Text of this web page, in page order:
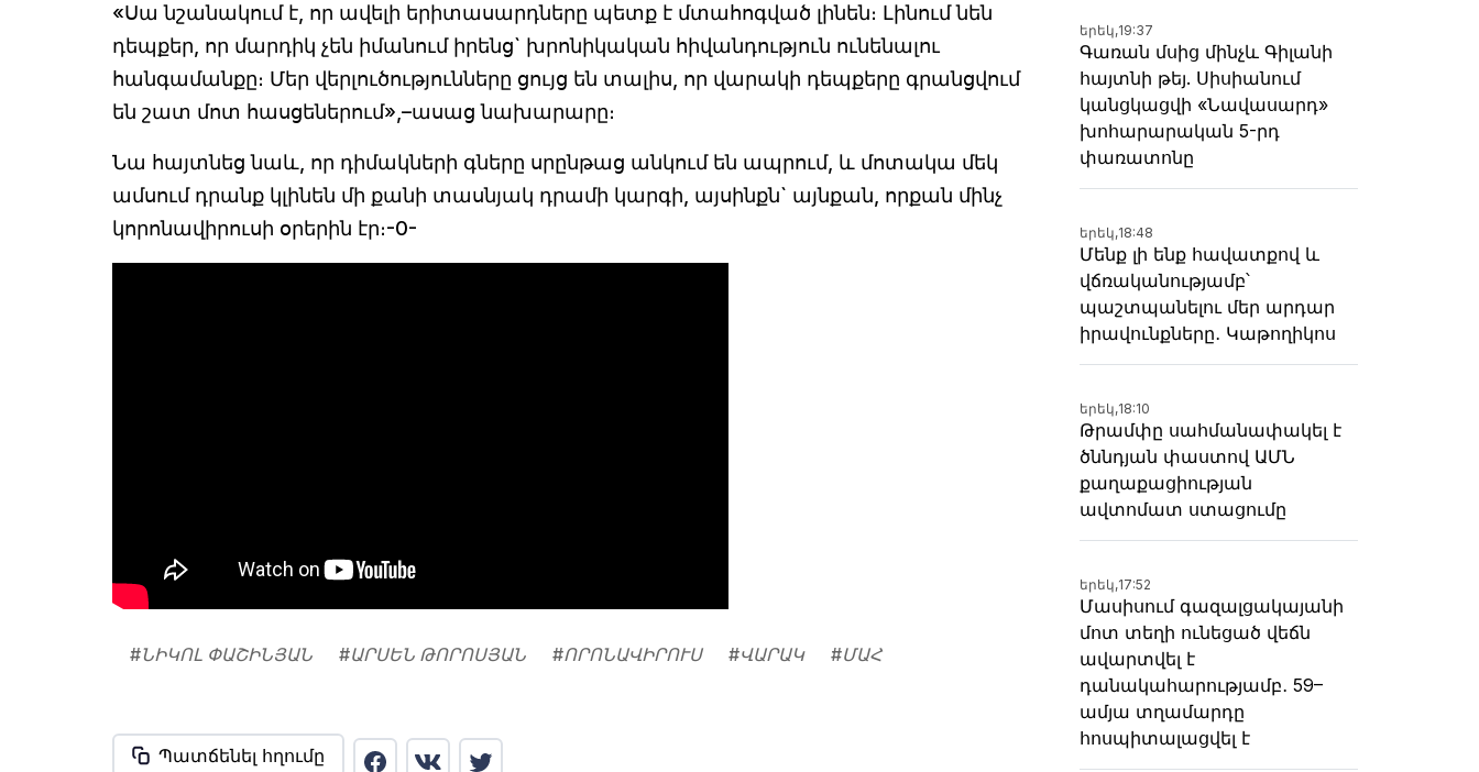
«Սա նշանակում է, որ ավելի երիտասարդները պետք է մտահոգված լինեն։ Լինում նեն
դեպքեր, որ մարդիկ չեն իմանում իրենց` խրոնիկական հիվանդություն ունենալու
հանգամանքը։ Մեր վերլուծությունները ցույց են տալիս, որ վարակի դեպքերը գրանցվում
են շատ մոտ հասցեներում»,–ասաց նախարարը։
Նա հայտնեց նաև, որ դիմակների գները սրընթաց անկում են ապրում, և մոտակա մեկ
ամսում դրանք կլինեն մի քանի տասնյակ դրամի կարգի, այսինքն` այնքան, որքան մինչ
կորոնավիրուսի օրերին էր։-0-
#ՆԻԿՈԼ ՓԱՇԻՆՅԱՆ #ԱՐՍԵՆ ԹՈՐՈՍՅԱՆ #ՈՐՈՆԱՎԻՐՈՒՍ #ՎԱՐԱԿ #ՄԱՀ
Պատճենել հղումը
երեկ,19:37
Գառան մսից մինչև Գիլանի
հայտնի թեյ. Սիսիանում
կանցկացվի «Նավասարդ»
խոհարարական 5-րդ
փառատոնը
երեկ,18:48
Մենք լի ենք հավատքով և
վճռականությամբ՝
պաշտպանելու մեր արդար
իրավունքները․ Կաթողիկոս
երեկ,18:10
Թրամփը սահմանափակել է
ծննդյան փաստով ԱՄՆ
քաղաքացիության
ավտոմատ ստացումը
երեկ,17:52
Մասիսում գազալցակայանի
մոտ տեղի ունեցած վեճն
ավարտվել է
դանակահարությամբ․ 59–
ամյա տղամարդը
հոսպիտալացվել է